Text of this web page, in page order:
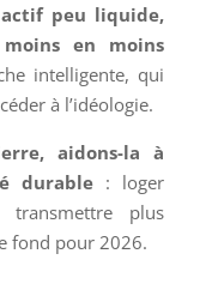
peu liquide,
en moins
intelligente, qui
à l’idéologie.
aidons-la à
durable : loger
transmettre plus
fond pour 2026.